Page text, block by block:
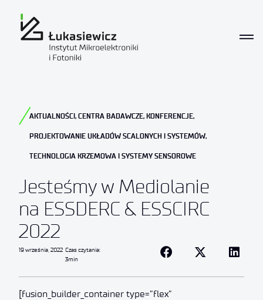
AKTUALNOŚCI,CENTRA BADAWCZE,KONFERENCJE,
PROJEKTOWANIE UKŁADÓW SCALONYCH I SYSTEMÓW,
TECHNOLOGIA KRZEMOWA I SYSTEMY SENSOROWE
Jesteśmy w Mediolanie
na ESSDERC & ESSCIRC
2022
19 września, 2022 Czas czytania:
3min
[fusion_builder_container type=”flex”